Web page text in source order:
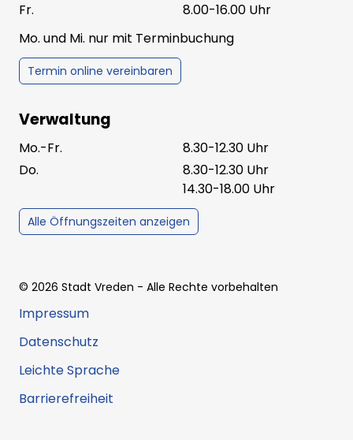
Fr.
8.00-16.00 Uhr
Mo. und Mi. nur mit Terminbuchung
Termin online vereinbaren
Verwaltung
Mo.-Fr.
8.30-12.30 Uhr
Do.
8.30-12.30 Uhr
14.30-18.00 Uhr
Alle Öffnungszeiten anzeigen
© 2026 Stadt Vreden - Alle Rechte vorbehalten
Impressum
Datenschutz
Leichte Sprache
Barrierefreiheit